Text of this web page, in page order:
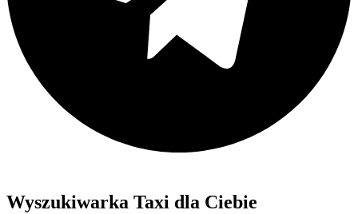
Wyszukiwarka Taxi dla Ciebie